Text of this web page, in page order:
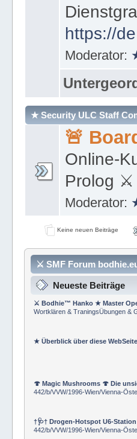
https://
Moderator:
★ Security ULC Staff
🚨
Online-
Prolog ⚔
Moderator:
Keine neuen Beiträge
⚔ SMF Forum
Neueste Beiträge
⚔ Bodhie™ Hanko ★ Master
Wortklären & TraningsÜbungen &
★ Überblick über diese
🍄 Magic Mushrooms 🍄 Die
442/b/VVW/1996-Wien/Vienna-
†🩺† Drogen-Hotspot U6-
442/b/VVW/1996-Wien/Vienna-